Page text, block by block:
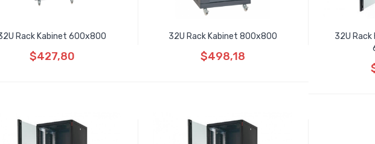
Rack Kabinet 600x800
$427,80
32U Rack Kabinet 800x800
$498,18
32U